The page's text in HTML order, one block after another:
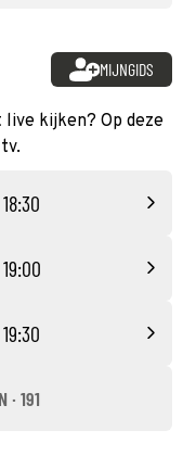
MIJNGIDS
kijken? Op deze
· 191